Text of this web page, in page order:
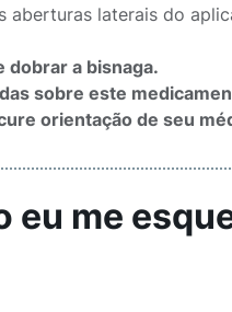
laterais do
dobrar a bisnaga.
sobre este
orientação de seu
eu me